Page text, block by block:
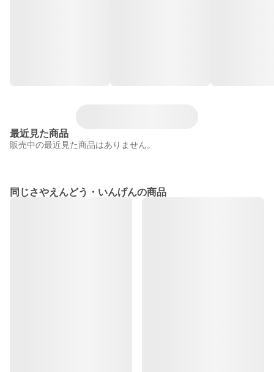
最近見た商品
販売中の最近見た商品はありません。
同じさやえんどう・いんげんの商品